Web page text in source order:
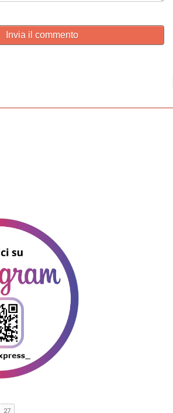
Invia il commento